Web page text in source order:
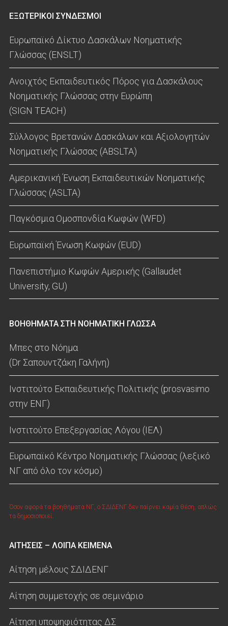
ΕΞΩΤΕΡΙΚΟΙ ΣΥΝΔΕΣΜΟΙ
Ευρωπαϊκό Δίκτυο Δασκάλων Νοηματικής
Γλώσσας (ENSLT)
Ανοιχτός Εκπαιδευτικός Πόρος για Δασκάλους
Νοηματικής Γλώσσας στην Ευρώπη
(SIGN TEACH)
Σύλλογος Βρετανών Δασκάλων και Αξιολογητών
Νοηματικής Γλώσσας (ABSLTA)
Αμερικανική Ένωση Εκπαιδευτικών Νοηματικής
Γλώσσας (ASLTA)
Παγκόσμια Ομοσπονδία Κωφών (WFD)
Ευρωπαϊκή Ένωση Κωφών (EUD)
Πανεπιστήμιο Κωφών Αμερικής (Gallaudet
University, GU)
ΒΟΗΘΗΜΑΤΑ ΣΤΗ ΝΟΗΜΑΤΙΚΗ ΓΛΩΣΣΑ
Μπες στο Νόημα
(Dr Σαπουντζάκη Γαλήνη)
Ινστιτούτο Εκπαιδευτικής Πολιτικής (prosvasimo
στην ΕΝΓ)
Ινστιτούτο Επεξεργασίας Λόγου (ΙΕΛ)
Ευρωπαϊκό Κέντρο Νοηματικής Γλώσσας (λεξικό
ΝΓ από όλο τον κόσμο)
Όσον αφορά τα βοηθήματα ΝΓ, ο ΣΔΙΔΕΝΓ δεν παίρνει καμία θέση, απλώς
τα δημοσιοποιεί.
ΑΙΤΗΣΕΙΣ – ΛΟΙΠΑ ΚΕΙΜΕΝΑ
Αίτηση μέλους ΣΔΙΔΕΝΓ
Αίτηση συμμετοχής σε σεμινάριο
Αίτηση υποψηφιότητας ΔΣ